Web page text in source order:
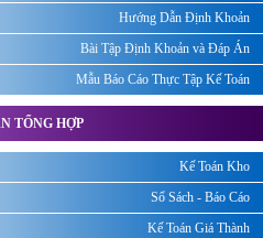
Hướng Dẫn Định Khoản
Bài Tập Định Khoản và Đáp Án
Mẫu Báo Cáo Thực Tập Kế Toán
TỔNG HỢP
Kế Toán Kho
Sổ Sách - Báo Cáo
Kế Toán Giá Thành